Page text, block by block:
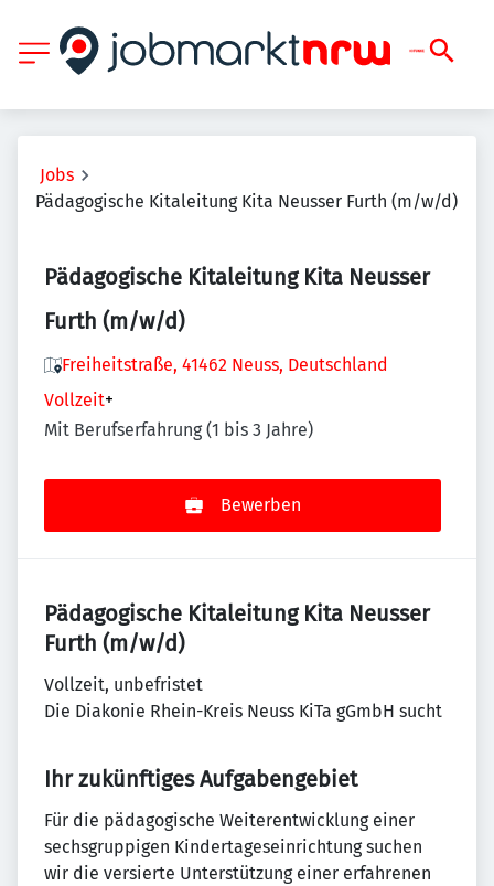
Jobs
Pädagogische Kitaleitung Kita Neusser Furth (m/w/d)
Pädagogische Kitaleitung Kita Neusser
Furth (m/w/d)
Freiheitstraße, 41462 Neuss, Deutschland
Vollzeit+
Mit Berufserfahrung (1 bis 3 Jahre)
Bewerben
Pädagogische Kitaleitung Kita Neusser
Furth (m/w/d)
Vollzeit, unbefristet
Die Diakonie Rhein-Kreis Neuss KiTa gGmbH sucht
Ihr zukünftiges Aufgabengebiet
Für die pädagogische Weiterentwicklung einer
sechsgruppigen Kindertageseinrichtung suchen
wir die versierte Unterstützung einer erfahrenen